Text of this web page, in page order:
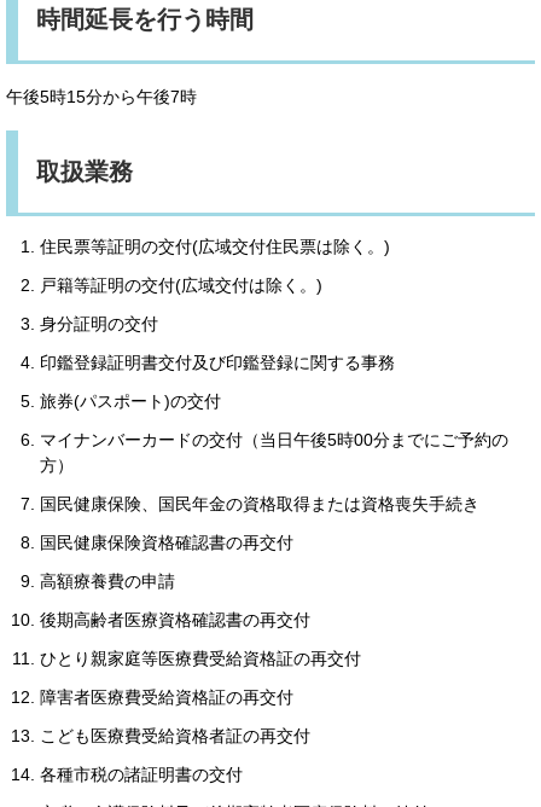
時間延長を行う時間
午後5時15分から午後7時
取扱業務
住民票等証明の交付(広域交付住民票は除く。)
戸籍等証明の交付(広域交付は除く。)
身分証明の交付
印鑑登録証明書交付及び印鑑登録に関する事務
旅券(パスポート)の交付
マイナンバーカードの交付（当日午後5時00分までにご予約の
方）
国民健康保険、国民年金の資格取得または資格喪失手続き
国民健康保険資格確認書の再交付
高額療養費の申請
後期高齢者医療資格確認書の再交付
ひとり親家庭等医療費受給資格証の再交付
障害者医療費受給資格証の再交付
こども医療費受給資格者証の再交付
各種市税の諸証明書の交付